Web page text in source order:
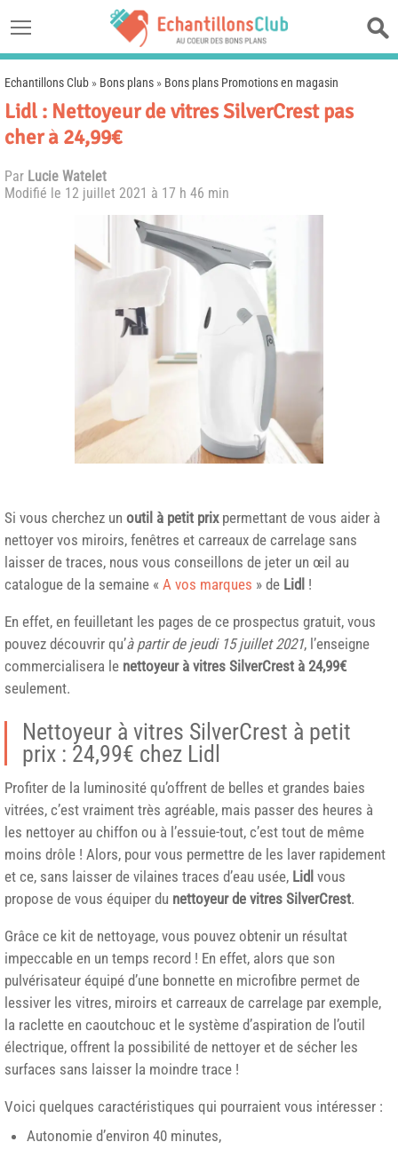
Echantillons Club » Bons plans » Bons plans Promotions en magasin
Lidl : Nettoyeur de vitres SilverCrest pas
cher à 24,99€
Par Lucie Watelet
Modifié le 12 juillet 2021 à 17 h 46 min
Si vous cherchez un outil à petit prixpermettant de vous aider à
nettoyer vos miroirs, fenêtres et carreaux de carrelage sans
laisser de traces, nous vous conseillons de jeter un œil au
catalogue de la semaine « A vos marques » de Lidl !
En effet, en feuilletant les pages de ce prospectus gratuit, vous
pouvez découvrir qu’à partir de jeudi 15 juillet 2021, l’enseigne
commercialisera le nettoyeur à vitres SilverCrest à 24,99€
seulement.
Nettoyeur à vitres SilverCrest à petit
prix : 24,99€ chez Lidl
Profiter de la luminosité qu’offrent de belles et grandes baies
vitrées, c’est vraiment très agréable, mais passer des heures à
les nettoyer au chiffon ou à l’essuie-tout, c’est tout de même
moins drôle ! Alors, pour vous permettre de les laver rapidement
et ce, sans laisser de vilaines traces d’eau usée, Lidl vous
propose de vous équiper du nettoyeur de vitres SilverCrest.
Grâce ce kit de nettoyage, vous pouvez obtenir un résultat
impeccable en un temps record ! En effet, alors que son
pulvérisateur équipé d’une bonnette en microfibre permet de
lessiver les vitres, miroirs et carreaux de carrelage par exemple,
la raclette en caoutchouc et le système d’aspiration de l’outil
électrique, offrent la possibilité de nettoyer et de sécher les
surfaces sans laisser la moindre trace !
Voici quelques caractéristiques qui pourraient vous intéresser :
Autonomie d’environ 40 minutes,